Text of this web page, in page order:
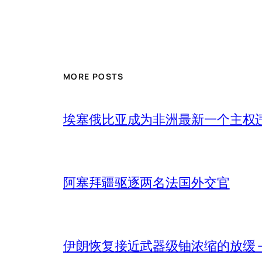
MORE POSTS
埃塞俄比亚成为非洲最新一个主权
阿塞拜疆驱逐两名法国外交官
伊朗恢复接近武器级铀浓缩的放缓